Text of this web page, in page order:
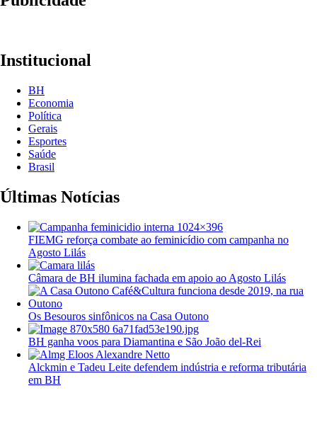
Institucional
BH
Economia
Política
Gerais
Esportes
Saúde
Brasil
Últimas Notícias
FIEMG reforça combate ao feminicídio com campanha no
Agosto Lilás
Câmara de BH ilumina fachada em apoio ao Agosto Lilás
Os Besouros sinfônicos na Casa Outono
BH ganha voos para Diamantina e São João del-Rei
Alckmin e Tadeu Leite defendem indústria e reforma tributária
em BH